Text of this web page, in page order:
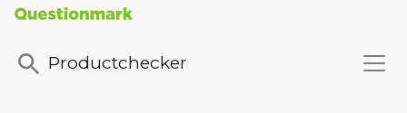
Productchecker